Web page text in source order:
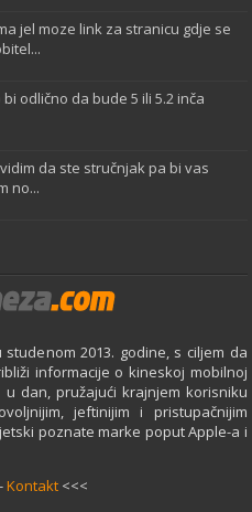
jel moze link za stranicu gdje se
odlično da bude 5 ili 5.2 inča
da ste stručnjak pa bi vas
no...
2013. godine, s ciljem da
informacije o kineskoj mobilnoj
dan, pružajući krajnjem korisniku
jeftinijim i pristupačnijim
poznate marke poput Apple-a i
Kontakt<<<